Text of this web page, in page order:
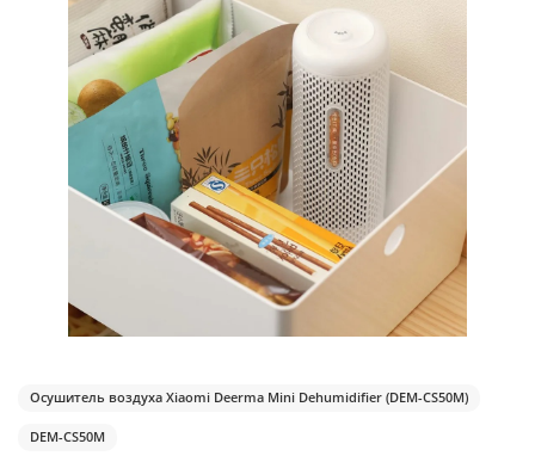
Осушитель воздуха Xiaomi Deerma Mini Dehumidifier (DEM-CS50M)
DEM-CS50M